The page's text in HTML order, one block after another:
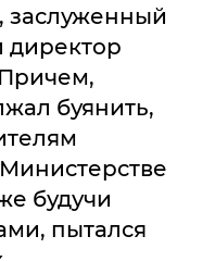
заслуженный
директор
буянить,
будучи
пытался